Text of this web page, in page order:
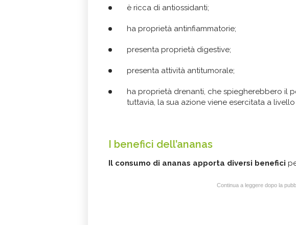
è ricca di antiossidanti;
ha proprietà antinfiammatorie;
presenta proprietà digestive;
presenta attività antitumorale;
ha proprietà drenanti, che spiegherebbero il
tuttavia, la sua azione viene esercitata a
I benefici dell’ananas
Il consumo di ananas apporta diversi benefici
Continua a leggere dopo la